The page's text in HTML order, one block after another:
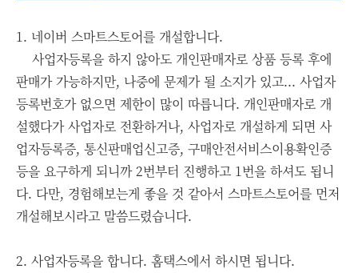
1. 네이버 스마트스토어를 개설합니다.
사업자등록을 하지 않아도 개인판매자로 상품 등록 후에
판매가 가능하지만, 나중에 문제가 될 소지가 있고... 사업자
등록번호가 없으면 제한이 많이 따릅니다. 개인판매자로 개
설했다가 사업자로 전환하거나, 사업자로 개설하게 되면 사
업자등록증, 통신판매업신고증, 구매안전서비스이용확인증
등을 요구하게 되니까 2번부터 진행하고 1번을 하셔도 됩니
다. 다만, 경험해보는게 좋을 것 같아서 스마트스토어를 먼저
개설해보시라고 말씀드렸습니다.
2. 사업자등록을 합니다. 홈택스에서 하시면 됩니다.